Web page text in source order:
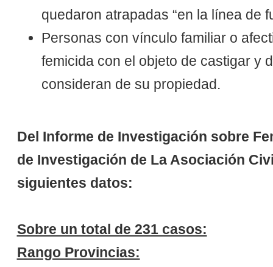
quedaron atrapadas “en la línea de
Personas con vínculo familiar o
femicida con el objeto de castigar y
consideran de su propiedad.
Del Informe de Investigación sobre
de Investigación de La Asociación
siguientes datos:
Sobre un total de 231 casos:
Rango Provincias: